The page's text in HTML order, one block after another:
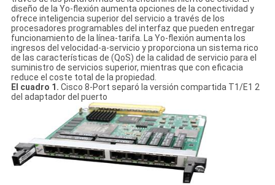
diseño de la Yo-flexión aumenta opciones de la conectividad y
ofrece inteligencia superior del servicio a través de los
procesadores programables del interfaz que pueden entregar
funcionamiento de la línea-tarifa. La Yo-flexión aumenta los
ingresos del velocidad-a-servicio y proporciona un sistema rico
de las características de (QoS) de la calidad de servicio para el
suministro de servicios superior, mientras que con eficacia
reduce el coste total de la propiedad.
El cuadro 1. Cisco 8-Port separó la versión compartida T1/E1 2
del adaptador del puerto